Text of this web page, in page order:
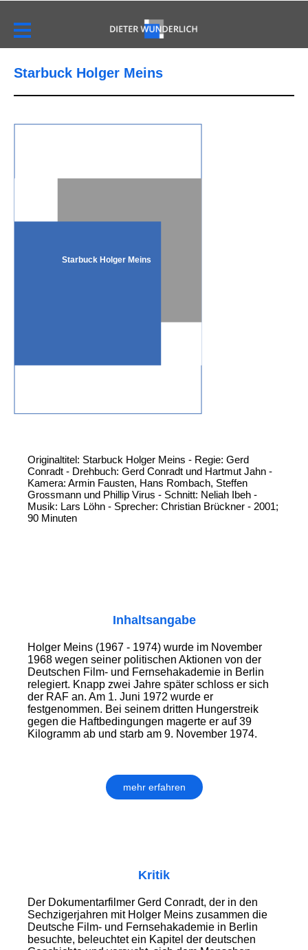
Starbuck Holger Meins
Starbuck Holger Meins
Originaltitel: Starbuck Holger Meins - Regie: Gerd
Conradt - Drehbuch: Gerd Conradt und Hartmut Jahn -
Kamera: Armin Fausten, Hans Rombach, Steffen
Grossmann und Phillip Virus - Schnitt: Neliah Ibeh -
Musik: Lars Löhn - Sprecher: Christian Brückner - 2001;
90 Minuten
Inhaltsangabe
Holger Meins (1967 - 1974) wurde im November
1968 wegen seiner politischen Aktionen von der
Deutschen Film- und Fernsehakademie in Berlin
relegiert. Knapp zwei Jahre später schloss er sich
der RAF an. Am 1. Juni 1972 wurde er
festgenommen. Bei seinem dritten Hungerstreik
gegen die Haftbedingungen magerte er auf 39
Kilogramm ab und starb am 9. November 1974.
mehr erfahren
Kritik
Der Dokumentarfilmer Gerd Conradt, der in den
Sechzigerjahren mit Holger Meins zusammen die
Deutsche Film- und Fernsehakademie in Berlin
besuchte, beleuchtet ein Kapitel der deutschen